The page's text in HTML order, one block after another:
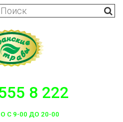
8 222
С 9-00 ДО 20-00